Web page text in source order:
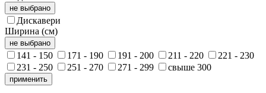
не выбрано
Дискавери
Ширина (см)
не выбрано
141 - 150 171 - 190 191 - 200 211 - 220
221 - 230
231 - 250
251 - 270 271 - 299 свыше 300
применить